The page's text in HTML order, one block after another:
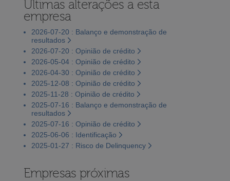
Últimas alterações a esta
empresa
2026-07-20 : Balanço e demonstração de
resultados
2026-07-20 : Opinião de crédito
2026-05-04 : Opinião de crédito
2026-04-30 : Opinião de crédito
2025-12-08 : Opinião de crédito
2025-11-28 : Opinião de crédito
2025-07-16 : Balanço e demonstração de
resultados
2025-07-16 : Opinião de crédito
2025-06-06 : Identificação
2025-01-27 : Risco de Delinquency
Empresas próximas